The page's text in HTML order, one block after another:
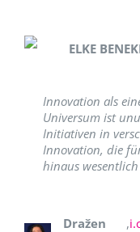
ELKE
Innovation als
Universum ist
Initiativen in
Innovation, die
hinaus
Dražen
,